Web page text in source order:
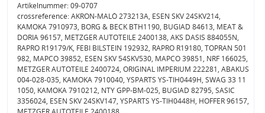
Artikelnummer: 09-0707
crossreference: AKRON-MALÒ 273213A, ESEN SKV 24SKV214,
KAMOKA 7910973, BORG & BECK BTH1190, BUGIAD 84613, MEAT &
DORIA 96157, METZGER AUTOTEILE 2400138, AKS DASIS 884055N,
RAPRO R19179/K, FEBI BILSTEIN 192932, RAPRO R19180, TOPRAN 501
982, MAPCO 39852, ESEN SKV 54SKV530, MAPCO 39851, NRF 166025,
METZGER AUTOTEILE 2400724, ORIGINAL IMPERIUM 222281, ABAKUS
004-028-035, KAMOKA 7910040, YSPARTS YS-TIH0449H, SWAG 33 11
1050, KAMOKA 7910212, NTY GPP-BM-025, BUGIAD 82795, SASIC
3356024, ESEN SKV 24SKV147, YSPARTS YS-TIH0448H, HOFFER 96157,